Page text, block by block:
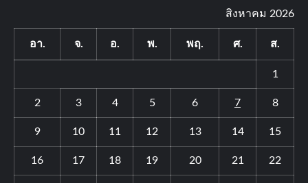
สิงหาคม 2026
อา. จ. อ. พ. พฤ. ศ. ส.
1
2 3 4 5 6 7 8
9 10 11 12 13 14 15
16 17 18 19 20 21 22